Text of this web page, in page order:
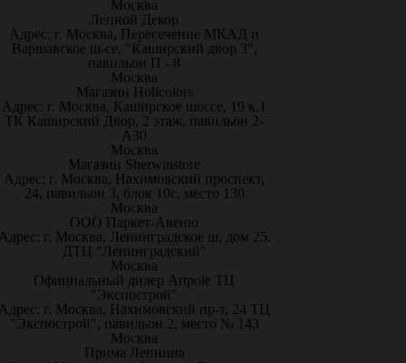
Москва
Лепной Декор
Адрес: г. Москва, Пересечение МКАД и
Варшавское ш-се, "Каширский двор 3",
павильон П - 8
Москва
Магазин Holicolors
Адрес: г. Москва, Каширское шоссе, 19 к.1
ТК Каширский Двор, 2 этаж, павильон 2-
А30
Москва
Магазин Sherwinstore
Адрес: г. Москва, Нахимовский проспект,
24, павильон 3, блок 10с, место 130
Москва
ООО Паркет-Авeню
г. Москва, Ленинградское ш, дом 25.
ДТЦ "Ленинградский"
Москва
Официальный дилер Artpole ТЦ
"Экспострой"
г. Москва, Нахимовский пр-т, 24 ТЦ
"Экспострой", павильон 2, место № 143
Москва
Прима Лепнина